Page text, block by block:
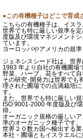
●この有機種子はどこで育成
こちらの有機種子は、イス
世界でも特に厳しい規準を
度版及び環境マネジメント
ています。
ヨーロッパやアメリカの規
ジェネシスシード社は、世
1983 年より自社の有機圃場
野菜、ハーブ、花をすべて自
その研究･開発力は世界でも
理された圃場での点滴栽培
す。
また、世界でも特に厳しい
ISO 9001-2000 年度版及び
得。
オーガニック規格の厳しい
準のオーガニック種子です。
世界２０数カ国へ輸出する
本社・圃場ともイスラエルに